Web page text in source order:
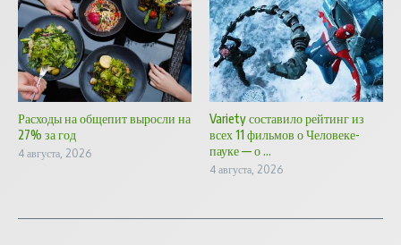
Расходы на общепит выросли на
27% за год
4 августа, 2026
Variety составило рейтинг из
всех 11 фильмов о Человеке-
пауке — о ...
4 августа, 2026